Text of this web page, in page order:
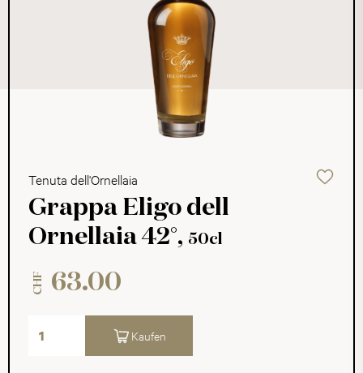
Tenuta dell'Ornellaia
Grappa Eligo dell
Ornellaia 42°, 50cl
CHF 63.00
Kaufen